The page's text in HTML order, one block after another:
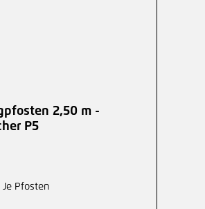
2,50 m -
P5
Je Pfosten